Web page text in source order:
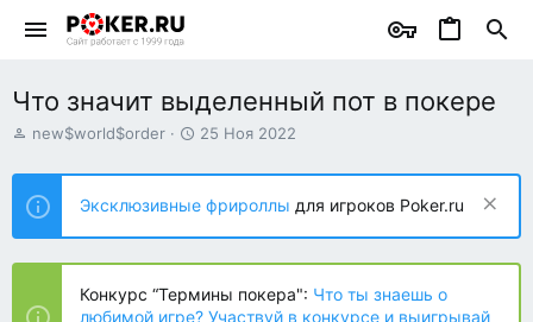
Что значит выделенный пот в покере
А
т
о
р
т
е
ы
new$world$order
Д
т
н
а
ч
л
25 Ноя 2022
Эксклюзивные фрироллы для игроков Poker.ru
Конкурс “Термины покера": Что ты знаешь о
любимой игре? Участвуй в конкурсе и выигрывай